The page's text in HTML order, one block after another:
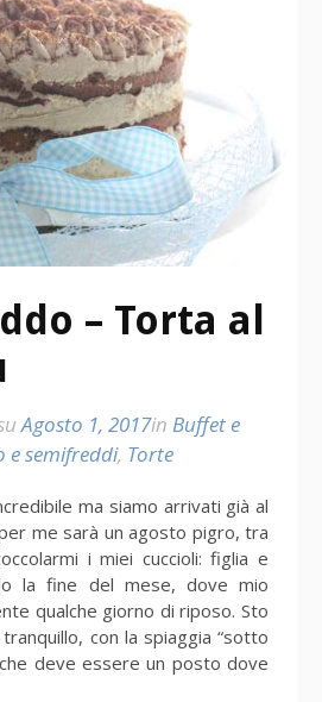
– Torta al
Agosto 1, 2017in Buffet e
e semifreddi, Torte
ma siamo arrivati già al
me sarà un agosto pigro, tra
i miei cuccioli: figlia e
la fine del mese, dove mio
qualche giorno di riposo. Sto
con la spiaggia “sotto
deve essere un posto dove